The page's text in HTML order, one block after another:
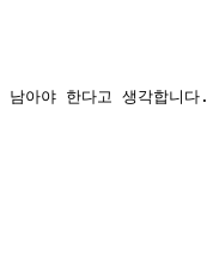
아야 한다고 생각합니다.